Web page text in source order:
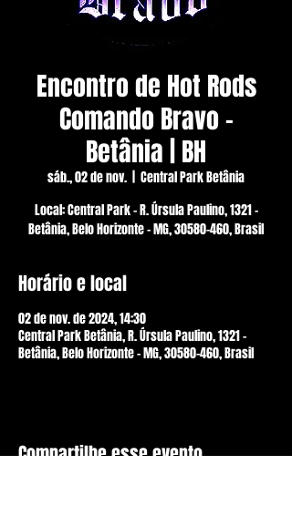
Encontro de Hot Rods
Comando Bravo -
Betânia | BH
sáb., 02 de nov.
Central Park Betânia
Local: Central Park - R. Úrsula Paulino, 1321 -
Betânia, Belo Horizonte - MG, 30580-460, Brasil
Horário e local
02 de nov. de 2024, 14:30
Central Park Betânia, R. Úrsula Paulino, 1321 -
Betânia, Belo Horizonte - MG, 30580-460, Brasil
Compartilhe esse evento